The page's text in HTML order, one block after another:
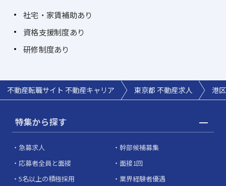
社宅・家賃補助あり
資格支援制度あり
研修制度あり
不動産転職サイト 不動産キャリア 東京都 不動産求人 港
特集から探す
急募求人
幹部候補募集
応募者全員と面接
面接1回
5名以上の積極採用
業界経験者優遇